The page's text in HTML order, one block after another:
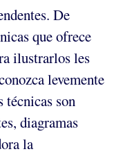
De
que ofrece
ilustrarlos les
levemente
técnicas son
diagramas
la